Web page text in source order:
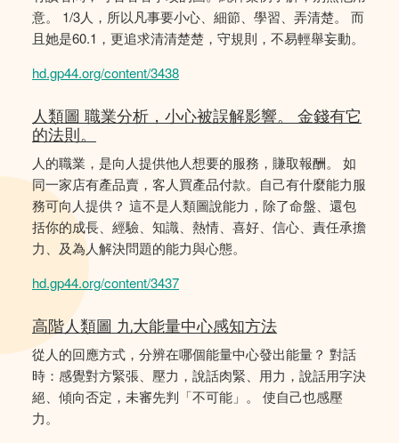
意。 1/3人，所以凡事要小心、細節、學習、弄清楚。 而
且她是60.1，更追求清清楚楚，守規則，不易輕舉妄動。
hd.gp44.org/content/3438
人類圖 職業分析，小心被誤解影響。 金錢有它
的法則。
人的職業，是向人提供他人想要的服務，賺取報酬。 如
同一家店有產品賣，客人買產品付款。自己有什麼能力服
務可向人提供？ 這不是人類圖說能力，除了命盤、還包
括你的成長、經驗、知識、熱情、喜好、信心、責任承擔
力、及為人解決問題的能力與心態。
hd.gp44.org/content/3437
高階人類圖 九大能量中心感知方法
從人的回應方式，分辨在哪個能量中心發出能量？ 對話
時：感覺對方緊張、壓力，說話肉緊、用力，說話用字決
絕、傾向否定，未審先判「不可能」。 使自己也感壓
力。